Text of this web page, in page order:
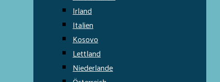
Irland
Italien
Kosovo
Lettland
Niederlande